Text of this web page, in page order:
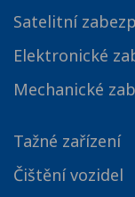
Satelitní
Elektronické
Mechanické
Tažné zařízení
Čištění vozidel